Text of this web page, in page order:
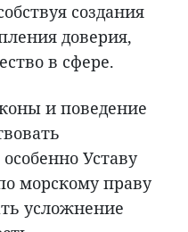
создания
доверия,
в сфере.
и поведение
Уставу
морскому праву
усложнение